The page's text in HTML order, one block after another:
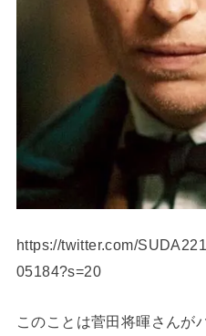
https://twitter.com/
05184?s=20
このことは菅田将暉さんが